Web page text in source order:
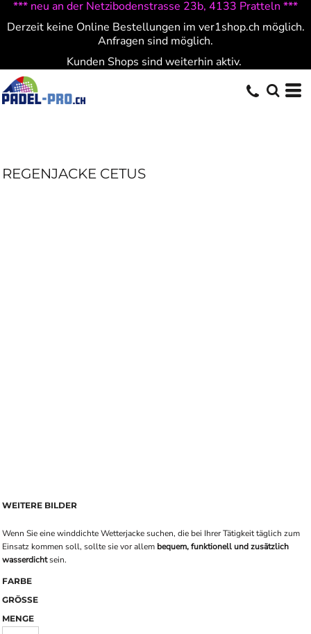
*** neu an der Netzibodenstrasse 23b, 4133 Pratteln ***
Derzeit keine Online Bestellungen im ver1shop.ch möglich.
Anfragen sind möglich.
Kunden Shops sind weiterhin aktiv.
REGENJACKE CETUS
WEITERE BILDER
Wenn Sie eine winddichte Wetterjacke suchen, die bei Ihrer Tätigkeit täglich zum
Einsatz kommen soll, sollte sie vor allem bequem, funktionell und zusätzlich
wasserdichtsein.
FARBE
GRÖSSE
MENGE